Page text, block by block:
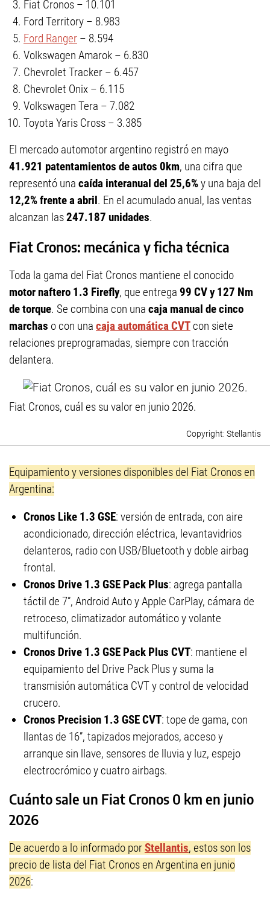
Fiat Cronos – 10.101
Ford Territory – 8.983
Ford Ranger – 8.594
Volkswagen Amarok – 6.830
Chevrolet Tracker – 6.457
Chevrolet Onix – 6.115
Volkswagen Tera – 7.082
Toyota Yaris Cross – 3.385
El mercado automotor argentino registró en mayo
41.921 patentamientos de autos 0km, una cifra que
representó una caída interanual del 25,6%y una baja del
12,2% frente a abril. En el acumulado anual, las ventas
alcanzan las247.187 unidades.
Fiat Cronos: mecánica y ficha técnica
Toda la gama del Fiat Cronos mantiene el conocido
motor naftero 1.3 Firefly, que entrega 99 CV y 127 Nm
de torque. Se combina con una caja manual de cinco
marchas o con una caja automática CVT con siete
relaciones preprogramadas, siempre con tracción
delantera.
Fiat Cronos, cuál es su valor en junio 2026.
Stellantis
Equipamiento y versiones disponibles del Fiat Cronos en
Argentina:
Cronos Like 1.3 GSE: versión de entrada, con aire
acondicionado, dirección eléctrica, levantavidrios
delanteros, radio con USB/Bluetooth y doble airbag
frontal.
Cronos Drive 1.3 GSE Pack Plus: agrega pantalla
táctil de 7”, Android Auto y Apple CarPlay, cámara de
retroceso, climatizador automático y volante
multifunción.
Cronos Drive 1.3 GSE Pack Plus CVT: mantiene el
equipamiento del Drive Pack Plus y suma la
transmisión automática CVT y control de velocidad
crucero.
Cronos Precision 1.3 GSE CVT: tope de gama, con
llantas de 16”, tapizados mejorados, acceso y
arranque sin llave, sensores de lluvia y luz, espejo
electrocrómico y cuatro airbags.
Cuánto sale un Fiat Cronos 0 km en junio
2026
De acuerdo a lo informado porStellantis, estos son los
precio de lista del Fiat Cronos en Argentina en junio
2026: